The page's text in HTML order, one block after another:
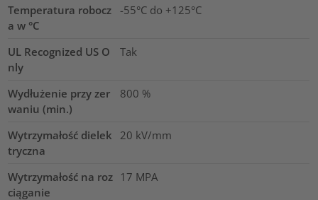
Temperatura robocz
a w °C
-55°C do +125°C
UL Recognized US O
nly
Tak
Wydłużenie przy zer
waniu (min.)
800 %
Wytrzymałość dielek
tryczna
20 kV/mm
Wytrzymałość na roz
ciąganie
17 MPA